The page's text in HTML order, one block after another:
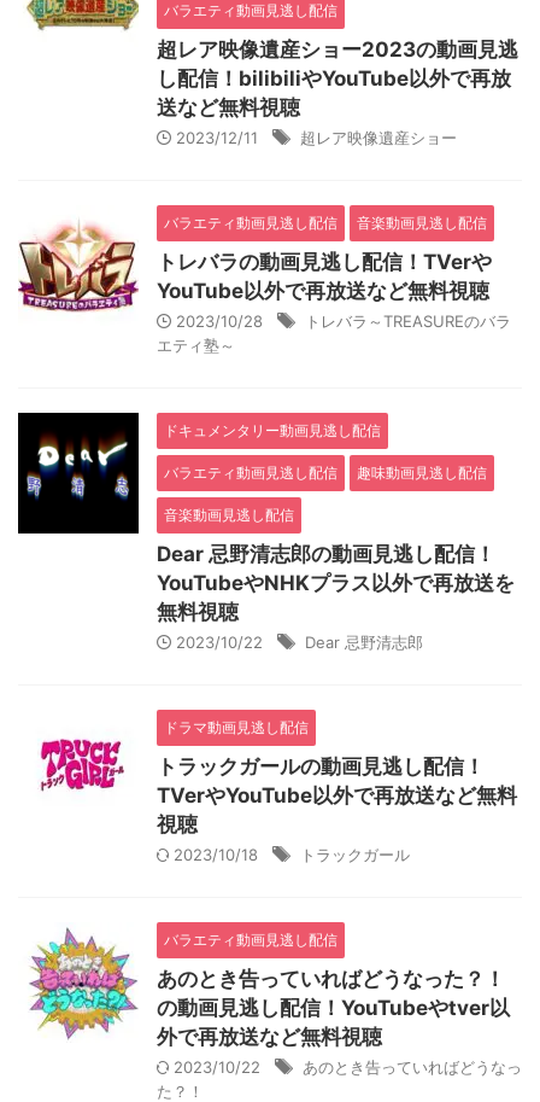
バラエティ動画見逃し配信
超レア映像遺産ショー2023の動画見逃
し配信！bilibiliやYouTube以外で再放
送など無料視聴
2023/12/11 超レア映像遺産ショー
バラエティ動画見逃し配信 音楽動画見逃し配信
トレバラの動画見逃し配信！TVerや
YouTube以外で再放送など無料視聴
2023/10/28
トレバラ～TREASUREのバラ
エティ塾～
ドキュメンタリー動画見逃し配信
バラエティ動画見逃し配信 趣味動画見逃し配信
音楽動画見逃し配信
Dear 忌野清志郎の動画見逃し配信！
YouTubeやNHKプラス以外で再放送を
無料視聴
2023/10/22 Dear 忌野清志郎
ドラマ動画見逃し配信
トラックガールの動画見逃し配信！
TVerやYouTube以外で再放送など無料
視聴
2023/10/18 トラックガール
バラエティ動画見逃し配信
あのとき告っていればどうなった？！
の動画見逃し配信！YouTubeやtver以
外で再放送など無料視聴
2023/10/22
あのとき告っていればどうなっ
た？！